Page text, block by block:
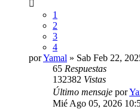
1
2
3
4
porYamal » Sab Feb 22,
65 Respuestas
132382 Vistas
Último mensaje por
Mié Ago 05, 2026